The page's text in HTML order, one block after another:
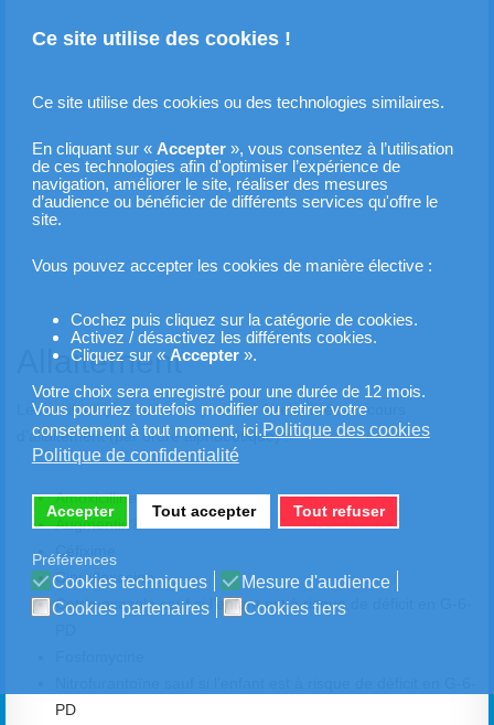
Ce site utilise des cookies !
Ce site utilise des cookies ou des technologies similaires.
En cliquant sur « Accepter», vous consentez à l’utilisation
de ces technologies afin d'optimiser l’expérience de
navigation, améliorer le site, réaliser des mesures
d’audience ou bénéficier de différents services qu'offre le
site.
Vous pouvez accepter les cookies de manière élective :
Cochez puis cliquez sur la catégorie de cookies.
Activez / désactivez les différents cookies.
Cliquez sur « Accepter».
Votre choix sera enregistré pour une durée de 12 mois.
Vous pourriez toutefois modifier ou retirer votre
consetement à tout moment, ici.Politique des cookies
Politique de confidentialité
Accepter Tout accepter Tout refuser
Préférences
Cookies techniques
Mesure d'audience
Cookies partenaires
Cookies tiers
Allaitement
Les antibiotiques suivants peuvent être utilisés en cours
d’allaitement (par ordre alphabétique) :
Amoxicilline
Augmentin®
Céfixime
Ciprofloxacine
Cotrimoxazole sauf si l’enfant est à risque de déficit en G-6-
PD